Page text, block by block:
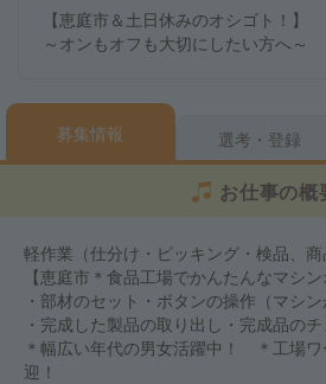
【恵庭市＆土日休みのオシゴト！】
～オンもオフも大切にしたい方へ～
募集情報 選考・登録
お仕事の概
軽作業（仕分け・ピッキング・検品、商
【恵庭市＊食品工場でかんたんなマシン
・部材のセット・ボタンの操作（マシン
・完成した製品の取り出し・完成品の
＊幅広い年代の男女活躍中！ ＊工場
迎！